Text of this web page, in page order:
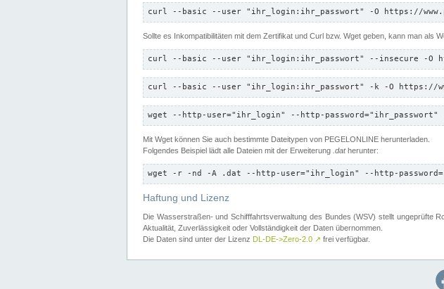
curl --basic --user "ihr_login:ihr_passwort" -O https://
Sollte es Inkompatibilitäten mit dem Zertifikat und Curl bzw. Wget geben, kann man als
curl --basic --user "ihr_login:ihr_passwort" --insecure -O
curl --basic --user "ihr_login:ihr_passwort" -k -O https://
wget --http-user="ihr_login" --http-
Mit Wget können Sie auch bestimmte Dateitypen von PEGELONLINE herunterladen.
Folgendes Beispiel lädt alle Dateien mit der Erweiterung .datherunter:
wget -r -nd -A .dat --http-user="ihr_login" --http-
Haftung und Lizenz
Die Wasserstraßen- und Schifffahrtsverwaltung des Bundes (WSV) stellt ungeprüfte
Aktualität, Zuverlässigkeit oder Vollständigkeit der Daten übernommen.
Die Daten sind unter der Lizenz DL-DE->Zero-2.0 ↗ frei verfügbar.